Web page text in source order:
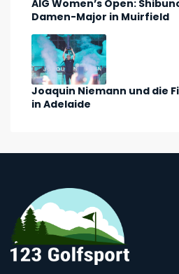
AIG Women’s Open:
Damen-Major in Muirfield
Joaquin Niemann und die
in Adelaide